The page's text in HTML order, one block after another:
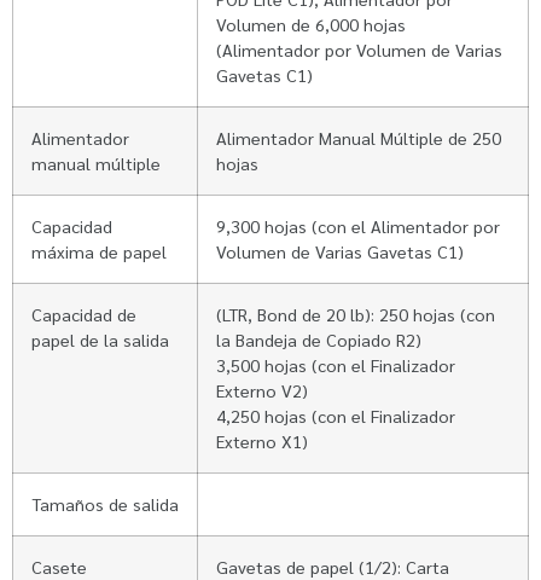
Volumen de 6,000 hojas
(Alimentador por Volumen de Varias
Gavetas C1)
Alimentador
manual múltiple
Alimentador Manual Múltiple de 250
hojas
Capacidad
máxima de papel
9,300 hojas (con el Alimentador por
Volumen de Varias Gavetas C1)
Capacidad de
papel de la salida
(LTR, Bond de 20 lb): 250 hojas (con
la Bandeja de Copiado R2)
3,500 hojas (con el Finalizador
Externo V2)
4,250 hojas (con el Finalizador
Externo X1)
Tamaños de salida
Casete
Gavetas de papel (1/2): Carta